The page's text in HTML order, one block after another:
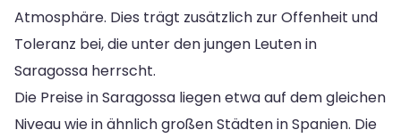
Atmosphäre. Dies trägt zusätzlich zur Offenheit und
Toleranz bei, die unter den jungen Leuten in
Saragossa herrscht.
Die Preise in Saragossa liegen etwa auf dem gleichen
Niveau wie in ähnlich großen Städten in Spanien. Die